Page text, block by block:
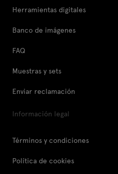
Herramientas digitales
Banco de imágenes
FAQ
Muestras y sets
Enviar reclamación
Información legal
Términos y condiciones
Política de cookies